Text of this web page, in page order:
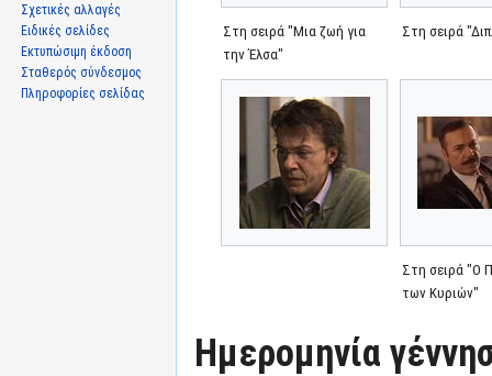
Στη σειρά "Μια ζωή για
την Έλσα"
Στη σειρά
Στη σειρά "Ο
των Κυριών"
Ημερομηνία
Σχετικές αλλαγές
Ειδικές σελίδες
Εκτυπώσιμη έκδοση
Σταθερός σύνδεσμος
Πληροφορίες σελίδας